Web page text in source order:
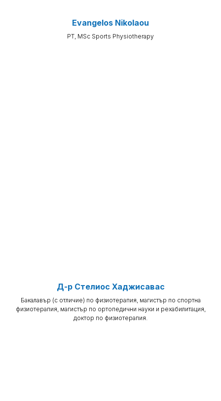
Evangelos Nikolaou
PT, MSc Sports Physiotherapy
Д-р Стелиос Хаджисавас
Бакалавър (с отличие) по физиотерапия, магистър по спортна
физиотерапия, магистър по ортопедични науки и рехабилитация,
доктор по физиотерапия.